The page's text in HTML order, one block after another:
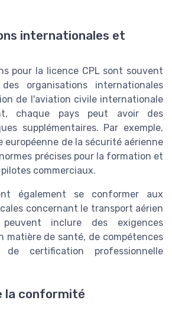
internationales et
pour la licence CPL sont souvent
organisations internationales
de l'aviation civile internationale
chaque pays peut avoir des
supplémentaires. Par exemple,
européenne de la sécurité aérienne
précises pour la formation et
commerciaux.
également se conformer aux
concernant le transport aérien
inclure des exigences
matière de santé, de compétences
certification professionnelle
la conformité